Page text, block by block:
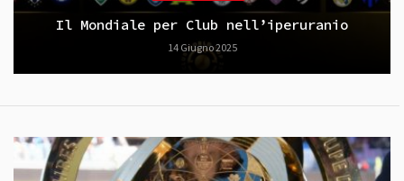
Il Mondiale per Club nell’iperuranio
14 Giugno 2025